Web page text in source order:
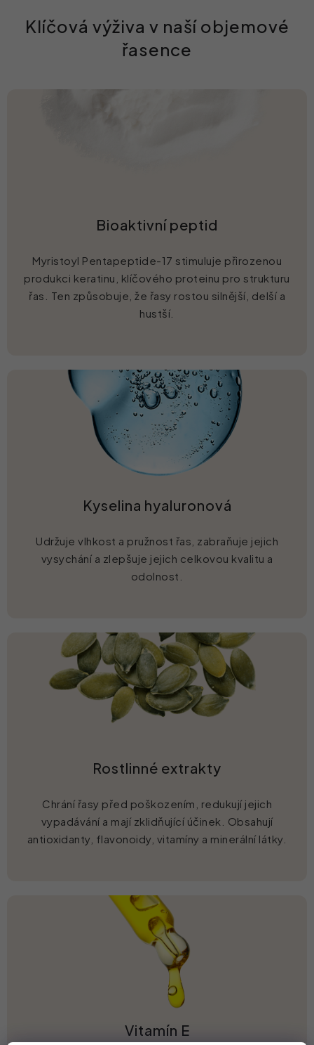
Klíčová výživa v naší objemové
řasence
Bioaktivní peptid
Myristoyl Pentapeptide-17 stimuluje přirozenou
produkci keratinu, klíčového proteinu pro strukturu
řas. Ten způsobuje, že řasy rostou silnější, delší a
hustší.
Kyselina hyaluronová
Udržuje vlhkost a pružnost řas, zabraňuje jejich
vysychání a zlepšuje jejich celkovou kvalitu a
odolnost.
Rostlinné extrakty
Chrání řasy před poškozením, redukují jejich
vypadávání a mají zklidňující účinek. Obsahují
antioxidanty, flavonoidy, vitamíny a minerální látky.
Vitamín E